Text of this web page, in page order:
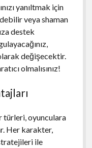
yanıltmak için
veya shaman
destek
değişecektir.
olmalısınız!
türleri, oyunculara
Her karakter,
ile